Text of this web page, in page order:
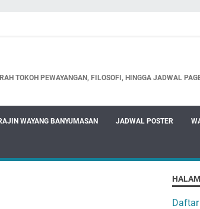
TOKOH PEWAYANGAN, FILOSOFI, HINGGA JADWAL
WAYANG BANYUMASAN JADWAL POSTER